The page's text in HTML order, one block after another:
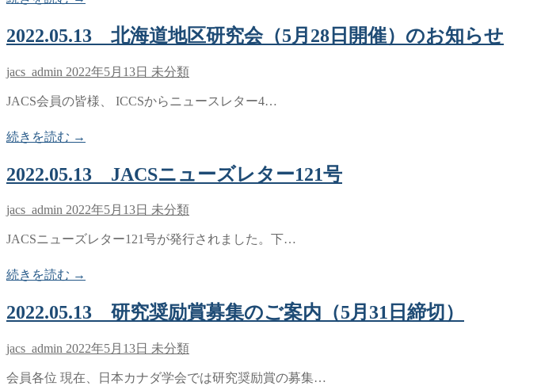
2022.05.13 北海道地区研究会（5月28日開催）のお知らせ
jacs_admin 2022年5月13日 未分類
JACS会員の皆様、 ICCSからニュースレター4…
続きを読む →
2022.05.13 JACSニューズレター121号
jacs_admin 2022年5月13日 未分類
JACSニューズレター121号が発行されました。下…
続きを読む →
2022.05.13 研究奨励賞募集のご案内（5月31日締切）
jacs_admin 2022年5月13日 未分類
会員各位 現在、日本カナダ学会では研究奨励賞の募集…